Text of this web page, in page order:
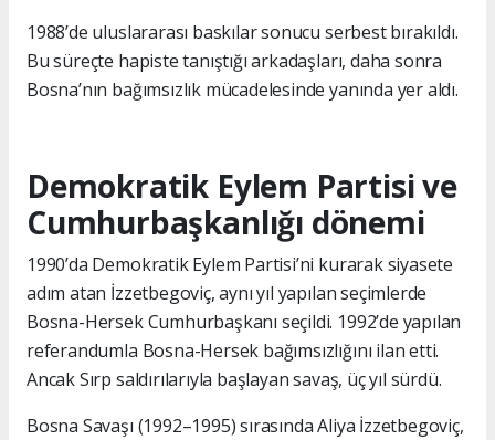
1988’de uluslararası baskılar sonucu serbest bırakıldı.
Bu süreçte hapiste tanıştığı arkadaşları, daha sonra
Bosna’nın bağımsızlık mücadelesinde yanında yer aldı.
Demokratik Eylem Partisi ve
Cumhurbaşkanlığı dönemi
1990’da Demokratik Eylem Partisi’ni kurarak siyasete
adım atan İzzetbegoviç, aynı yıl yapılan seçimlerde
Bosna-Hersek Cumhurbaşkanı seçildi. 1992’de yapılan
referandumla Bosna-Hersek bağımsızlığını ilan etti.
Ancak Sırp saldırılarıyla başlayan savaş, üç yıl sürdü.
Bosna Savaşı (1992–1995) sırasında Aliya İzzetbegoviç,